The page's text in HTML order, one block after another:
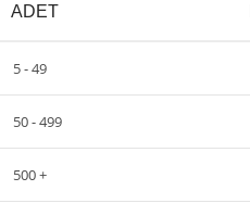
ADET
5 - 49
50 - 499
500 +